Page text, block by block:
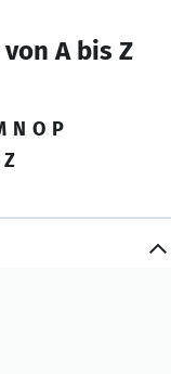
A bis Z
N O P
Z